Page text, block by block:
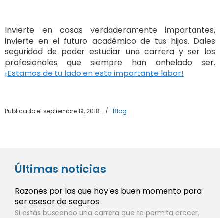
Invierte en cosas verdaderamente importantes,
invierte en el futuro académico de tus hijos. Dales
seguridad de poder estudiar una carrera y ser los
profesionales que siempre han anhelado ser.
¡Estamos de tu lado en esta importante labor!
Publicado el septiembre 19, 2018 / Blog
Últimas noticias
Razones por las que hoy es buen momento para
ser asesor de seguros
Si estás buscando una carrera que te permita crecer,